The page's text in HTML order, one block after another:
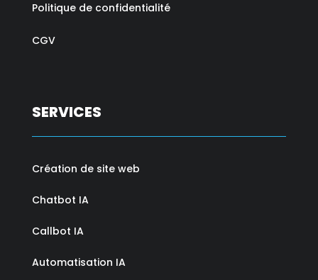
Politique de confidentialité
CGV
SERVICES
Création de site web
Chatbot IA
Callbot IA
Automatisation IA